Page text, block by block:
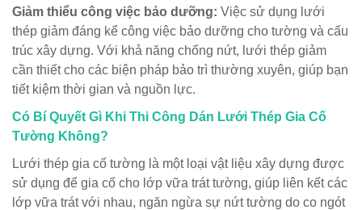
Giảm thiểu công việc bảo dưỡng: Việc sử dụng lưới
thép giảm đáng kể công việc bảo dưỡng cho tường và cấu
trúc xây dựng. Với khả năng chống nứt, lưới thép giảm
cần thiết cho các biện pháp bảo trì thường xuyên, giúp bạn
tiết kiệm thời gian và nguồn lực.
Có Bí Quyết Gì Khi Thi Công Dán Lưới Thép Gia Cố
Tường Không?
Lưới thép gia cố tường là một loại vật liệu xây dựng được
sử dụng để gia cố cho lớp vữa trát tường, giúp liên kết các
lớp vữa trát với nhau, ngăn ngừa sự nứt tường do co ngót